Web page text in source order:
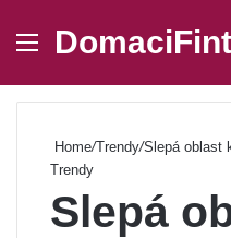
Menu
Home/Trendy/Slepá oblast
Trendy
Slepá